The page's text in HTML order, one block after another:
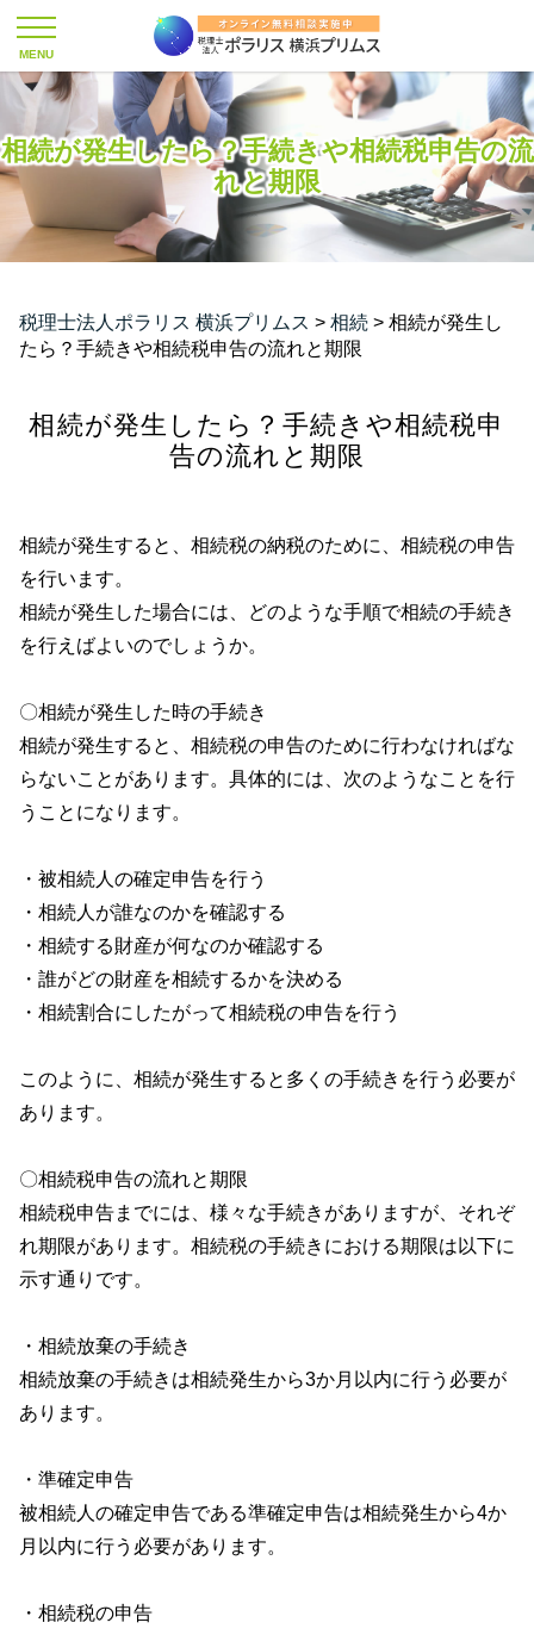
相続が発生したら？手続きや相続税申告の流
れと期限
税理士法人ポラリス 横浜プリムス > 相続 > 相続が発生し
たら？手続きや相続税申告の流れと期限
相続が発生したら？手続きや相続税申
告の流れと期限
相続が発生すると、相続税の納税のために、相続税の申告
を行います。
相続が発生した場合には、どのような手順で相続の手続き
を行えばよいのでしょうか。
〇相続が発生した時の手続き
相続が発生すると、相続税の申告のために行わなければな
らないことがあります。具体的には、次のようなことを行
うことになります。
・被相続人の確定申告を行う
・相続人が誰なのかを確認する
・相続する財産が何なのか確認する
・誰がどの財産を相続するかを決める
・相続割合にしたがって相続税の申告を行う
このように、相続が発生すると多くの手続きを行う必要が
あります。
〇相続税申告の流れと期限
相続税申告までには、様々な手続きがありますが、それぞ
れ期限があります。相続税の手続きにおける期限は以下に
示す通りです。
・相続放棄の手続き
相続放棄の手続きは相続発生から3か月以内に行う必要が
あります。
・準確定申告
被相続人の確定申告である準確定申告は相続発生から4か
月以内に行う必要があります。
・相続税の申告